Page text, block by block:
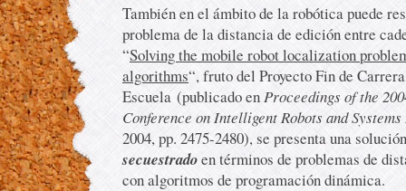
También en el ámbito de la robótica puede
problema de la distancia de edición entre
“Solving the mobile robot localization
algorithms“, fruto del Proyecto Fin de
Escuela (publicado enProceedings of the
Conference on Intelligent Robots and Systems
2004, pp. 2475-2480), se presenta una
secuestradoen términos de problemas de
con algoritmos de programación dinámica.